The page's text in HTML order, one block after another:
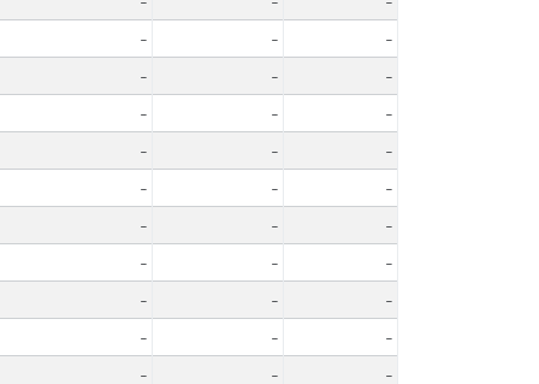
- -
-
- -
-
- -
-
- -
-
- -
-
- -
-
- -
-
- -
-
- -
-
- -
-